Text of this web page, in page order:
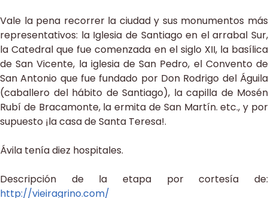
Vale la pena recorrer la ciudad y sus monumentos más
representativos: la Iglesia de Santiago en el arrabal Sur,
la Catedral que fue comenzada en el siglo XII, la basílica
de San Vicente, la iglesia de San Pedro, el Convento de
San Antonio que fue fundado por Don Rodrigo del Águila
(caballero del hábito de Santiago), la capilla de Mosén
Rubí de Bracamonte, la ermita de San Martín. etc., y por
supuesto ¡la casa de Santa Teresa!.
Ávila tenía diez hospitales.
Descripción de la etapa por cortesía de:
http://vieiragrino.com/